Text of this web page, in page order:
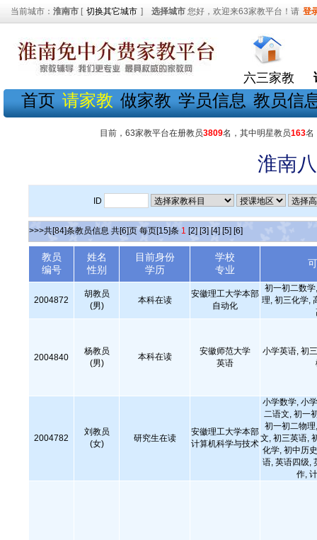
当前城市： 淮南市 [ 切换其它城市 ] 选择城市 您好，欢迎来63家教平台！请 登
六三家教
首页 请家教 做家教 学员信息 教员信
目前，63家教平台在册教员3809名，其中明星教员163名
淮南
ID
>>>共[84]条教员信息 共[6]页 每页[15]条 1 [2] [3] [4] [5] [6]
教员
编号
姓名
性别
目前身份
学历
学校
专业
2004872
胡教员
(男)
本科在读
安徽理工大学本部
自动化
初一初二数
理, 初三化学,
2004840
杨教员
(男)
本科在读
安徽师范大学
英语
小学英语, 初
2004782
刘教员
(女)
研究生在读
安徽理工大学本部
计算机科学与技术
小学数学, 小
二语文, 初一
初一初二物
文, 初三英语,
化学, 初中历
语, 英语四级,
作,